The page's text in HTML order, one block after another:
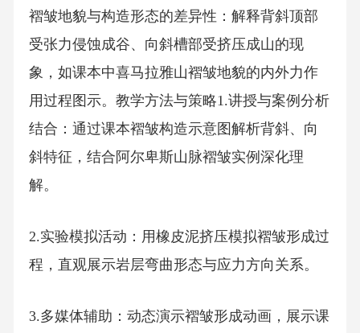
褶皱地貌与构造形态的差异性：解释背斜顶部
受张力侵蚀成谷、向斜槽部受挤压成山的现
象，如课本中喜马拉雅山褶皱地貌的内外力作
用过程图示。教学方法与策略1.讲授与案例分析
结合：通过课本褶皱构造示意图解析背斜、向
斜特征，结合阿尔卑斯山脉褶皱实例深化理
解。
2.实验模拟活动：用橡皮泥挤压模拟褶皱形成过
程，直观展示岩层弯曲形态与应力方向关系。
3.多媒体辅助：动态演示褶皱形成动画，展示课